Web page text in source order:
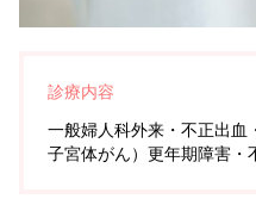
診療内容
一般婦人科外来・不正出血
子宮体がん）更年期障害・